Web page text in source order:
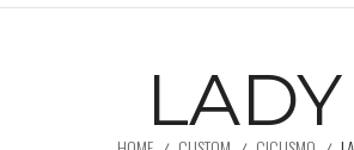
LADY